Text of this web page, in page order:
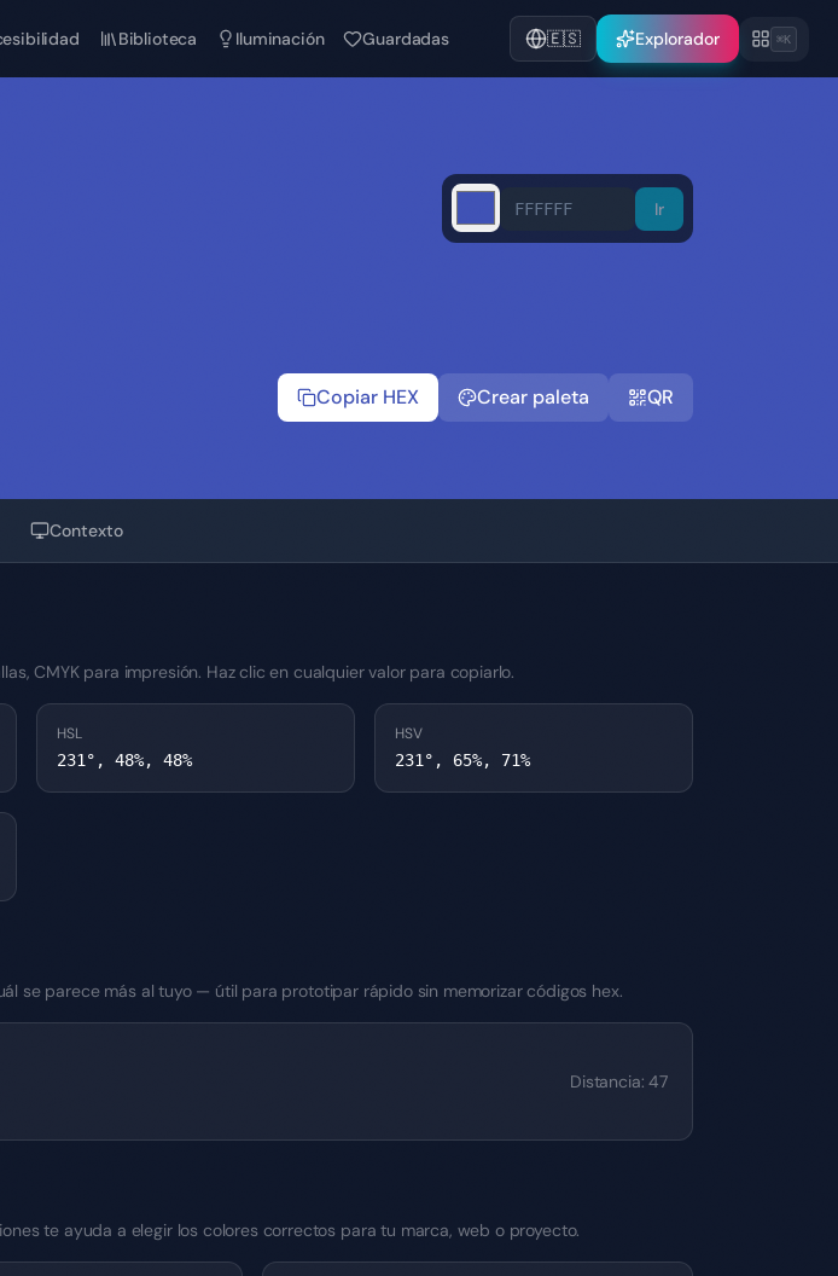
Biblioteca Iluminación Guardadas 🇪🇸 Explorador ⌘K
Ir
Copiar HEX Crear paleta QR
Contexto
CMYK para impresión. Haz clic en cualquier valor para copiarlo.
HSL
231°, 48%, 48%
HSV
231°, 65%, 71%
se parece más al tuyo — útil para prototipar rápido sin memorizar códigos hex.
Distancia:47
te ayuda a elegir los colores correctos para tu marca, web o proyecto.